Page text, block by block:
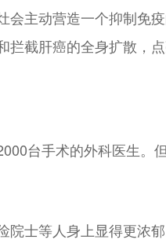
主动营造一个抑制免
截肝癌的全身扩散，点
台手术的外科医生。
士等人身上显得更浓